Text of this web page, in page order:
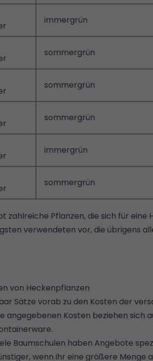
immergrün
sommergrün
sommergrün
sommergrün
immergrün
sommergrün
zahlreiche Pflanzen, die sich für
verwendeten vor, die übrigens
von Heckenpflanzen
Sätze vorab zu den Kosten der
angegebenen Kosten beziehen sich
Baumschulen haben Angebote
wenn ihr eine größere Menge